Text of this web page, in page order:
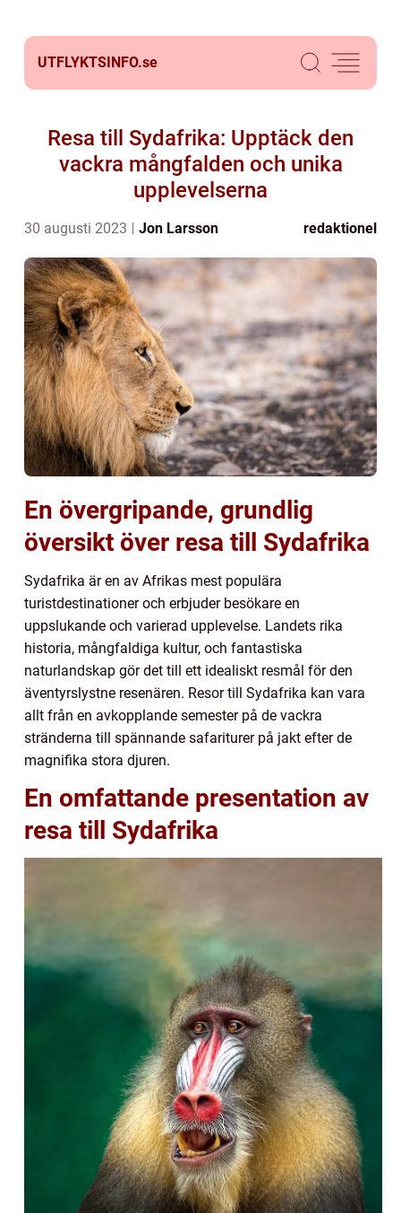
UTFLYKTSINFO.se
Resa till Sydafrika: Upptäck den
vackra mångfalden och unika
upplevelserna
30 augusti 2023 Jon Larsson redaktionel
En övergripande, grundlig
översikt över resa till Sydafrika
Sydafrika är en av Afrikas mest populära
turistdestinationer och erbjuder besökare en
uppslukande och varierad upplevelse. Landets rika
historia, mångfaldiga kultur, och fantastiska
naturlandskap gör det till ett idealiskt resmål för den
äventyrslystne resenären. Resor till Sydafrika kan vara
allt från en avkopplande semester på de vackra
stränderna till spännande safariturer på jakt efter de
magnifika stora djuren.
En omfattande presentation av
resa till Sydafrika